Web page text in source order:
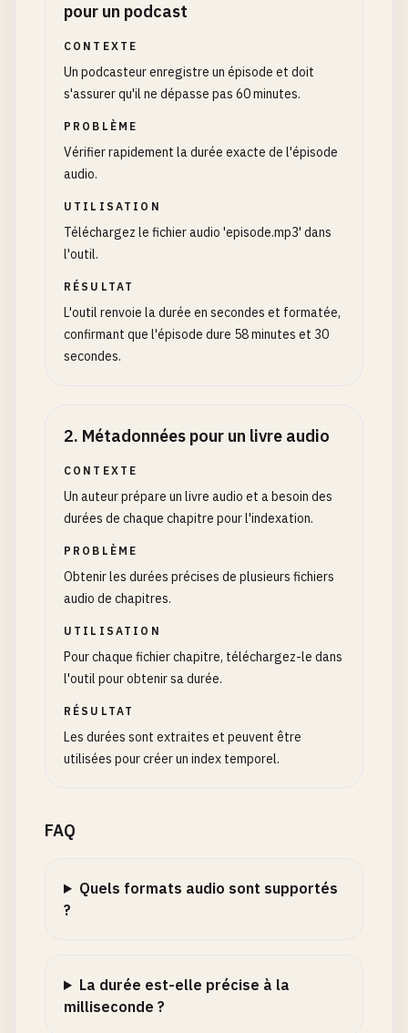
pour un podcast
CONTEXTE
Un podcasteur enregistre un épisode et doit
s'assurer qu'il ne dépasse pas 60 minutes.
PROBLÈME
Vérifier rapidement la durée exacte de l'épisode
audio.
UTILISATION
Téléchargez le fichier audio 'episode.mp3' dans
l'outil.
RÉSULTAT
L'outil renvoie la durée en secondes et formatée,
confirmant que l'épisode dure 58 minutes et 30
secondes.
2. Métadonnées pour un livre audio
CONTEXTE
Un auteur prépare un livre audio et a besoin des
durées de chaque chapitre pour l'indexation.
PROBLÈME
Obtenir les durées précises de plusieurs fichiers
audio de chapitres.
UTILISATION
Pour chaque fichier chapitre, téléchargez-le dans
l'outil pour obtenir sa durée.
RÉSULTAT
Les durées sont extraites et peuvent être
utilisées pour créer un index temporel.
FAQ
Quels formats audio sont supportés
?
La durée est-elle précise à la
milliseconde ?